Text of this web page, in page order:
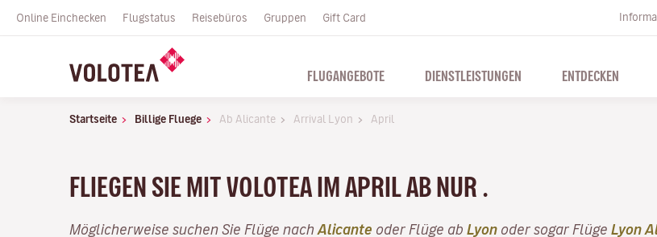
Online Einchecken Flugstatus Reisebüros Gruppen Gift Card
FLUGANGEBOTE DIENSTLEISTUNGEN ENTDECKEN
Startseite Billige Fluege Ab Alicante Arrival Lyon April
FLIEGEN SIE MIT VOLOTEA IM APRIL AB NUR .
Möglicherweise suchen Sie Flüge nach Alicante oder Flüge ab Lyon oder sogar Flüge Lyon